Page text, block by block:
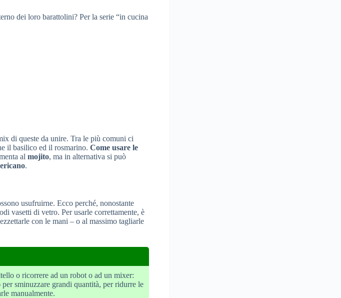
dei loro barattolini? Per la serie “in cucina
di queste da unire. Tra le più comuni ci
il basilico ed il rosmarino. Come usare le
al mojito, ma in alternativa si può
.
usufruirne. Ecco perché, nonostante
vasetti di vetro. Per usarle correttamente, è
con le mani – o al massimo tagliarle
o ricorrere ad un robot o ad un mixer:
sminuzzare grandi quantità, per ridurre le
manualmente.